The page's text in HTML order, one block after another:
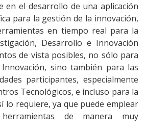
en el desarrollo de una aplicación
para la gestión de la innovación,
en tiempo real para la
Desarrollo e Innovación
de vista posibles, no sólo para
sino también para las
participantes, especialmente
Tecnológicos, e incluso para la
lo requiere, ya que puede emplear
de manera muy